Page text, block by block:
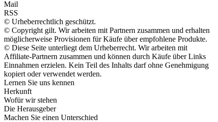
Mail
RSS
© Urheberrechtlich geschützt.
© Copyright gilt. Wir arbeiten mit Partnern zusammen und erhalten
möglicherweise Provisionen für Käufe über empfohlene Produkte.
© Diese Seite unterliegt dem Urheberrecht. Wir arbeiten mit
Affiliate-Partnern zusammen und können durch Käufe über Links
Einnahmen erzielen. Kein Teil des Inhalts darf ohne Genehmigung
kopiert oder verwendet werden.
Lernen Sie uns kennen
Herkunft
Wofür wir stehen
Die Herausgeber
Machen Sie einen Unterschied